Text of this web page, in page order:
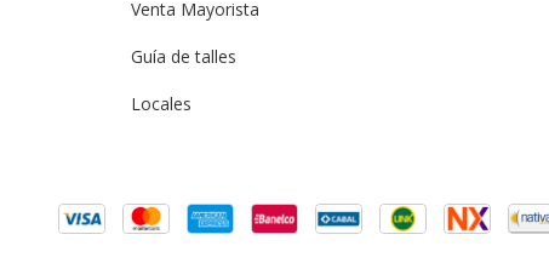
Venta Mayorista
Guía de talles
Locales